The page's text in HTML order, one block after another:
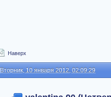
Наверх
Вторник, 10 января 2012, 02:09:29